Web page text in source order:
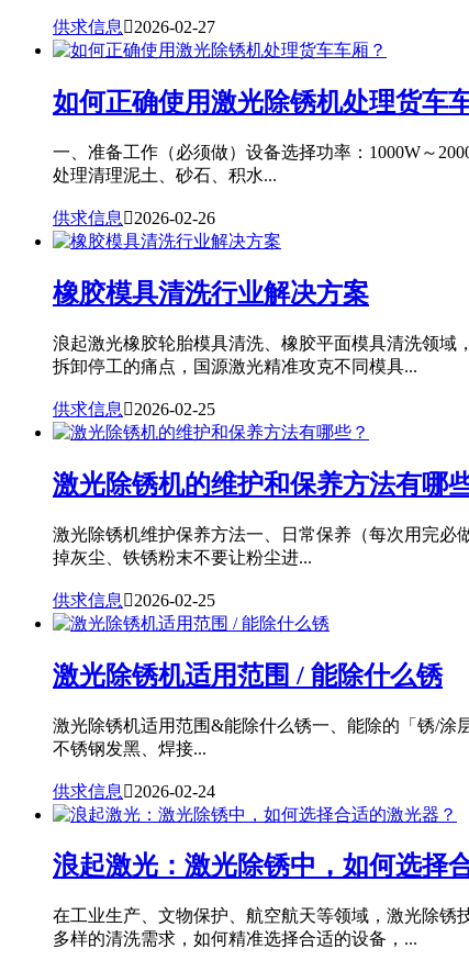
供求信息 2026-02-27
如何正确使用激光除锈机处理货车
一、准备工作（必须做）设备选择功率：1000W～
处理清理泥土、砂石、积水...
供求信息 2026-02-26
橡胶模具清洗行业解决方案
浪起激光橡胶轮胎模具清洗、橡胶平面模具清洗领
拆卸停工的痛点，国源激光精准攻克不同模具...
供求信息 2026-02-25
激光除锈机的维护和保养方法有哪
激光除锈机维护保养方法一、日常保养（每次用完
掉灰尘、铁锈粉末不要让粉尘进...
供求信息 2026-02-25
激光除锈机适用范围 / 能除什么锈
激光除锈机适用范围&能除什么锈一、能除的「锈/涂
不锈钢发黑、焊接...
供求信息 2026-02-24
浪起激光：激光除锈中，如何选择
在工业生产、文物保护、航空航天等领域，激光除
多样的清洗需求，如何精准选择合适的设备，...